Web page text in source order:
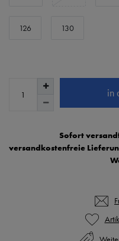
126 130
in
Sofort
versandkostenfreie